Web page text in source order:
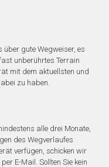
gute Wegweiser, es
unberührtes Terrain
mit dem aktuellsten und
zu haben.
alle drei Monate,
des Wegverlaufes
verfügen, schicken wir
E-Mail. Sollten Sie kein